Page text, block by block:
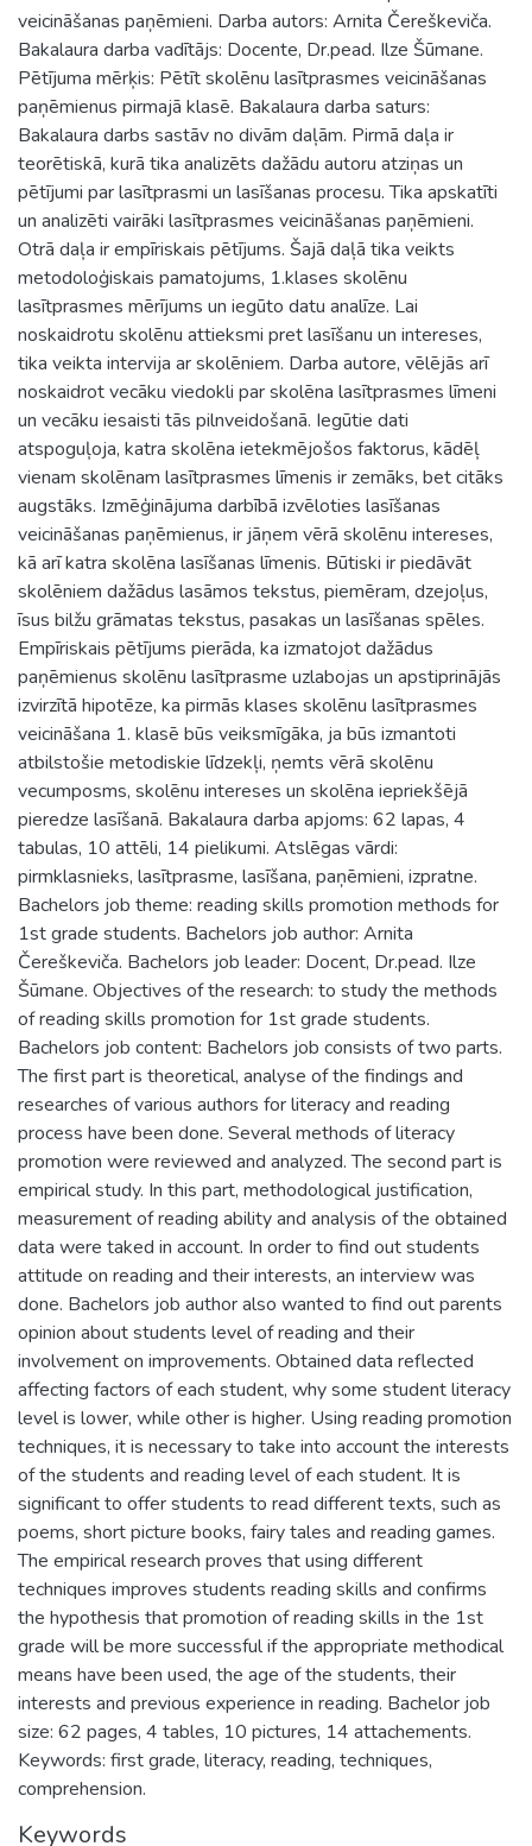
veicināšanas paņēmieni. Darba autors: Arnita Čereškeviča.
Bakalaura darba vadītājs: Docente, Dr.pead. Ilze Šūmane.
Pētījuma mērķis: Pētīt skolēnu lasītprasmes veicināšanas
paņēmienus pirmajā klasē. Bakalaura darba saturs:
Bakalaura darbs sastāv no divām daļām. Pirmā daļa ir
teorētiskā, kurā tika analizēts dažādu autoru atziņas un
pētījumi par lasītprasmi un lasīšanas procesu. Tika apskatīti
un analizēti vairāki lasītprasmes veicināšanas paņēmieni.
Otrā daļa ir empīriskais pētījums. Šajā daļā tika veikts
metodoloģiskais pamatojums, 1.klases skolēnu
lasītprasmes mērījums un iegūto datu analīze. Lai
noskaidrotu skolēnu attieksmi pret lasīšanu un intereses,
tika veikta intervija ar skolēniem. Darba autore, vēlējās arī
noskaidrot vecāku viedokli par skolēna lasītprasmes līmeni
un vecāku iesaisti tās pilnveidošanā. Iegūtie dati
atspoguļoja, katra skolēna ietekmējošos faktorus, kādēļ
vienam skolēnam lasītprasmes līmenis ir zemāks, bet citāks
augstāks. Izmēģinājuma darbībā izvēloties lasīšanas
veicināšanas paņēmienus, ir jāņem vērā skolēnu intereses,
kā arī katra skolēna lasīšanas līmenis. Būtiski ir piedāvāt
skolēniem dažādus lasāmos tekstus, piemēram, dzejoļus,
īsus bilžu grāmatas tekstus, pasakas un lasīšanas spēles.
Empīriskais pētījums pierāda, ka izmatojot dažādus
paņēmienus skolēnu lasītprasme uzlabojas un apstiprinājās
izvirzītā hipotēze, ka pirmās klases skolēnu lasītprasmes
veicināšana 1. klasē būs veiksmīgāka, ja būs izmantoti
atbilstošie metodiskie līdzekļi, ņemts vērā skolēnu
vecumposms, skolēnu intereses un skolēna iepriekšējā
pieredze lasīšanā. Bakalaura darba apjoms: 62 lapas, 4
tabulas, 10 attēli, 14 pielikumi. Atslēgas vārdi:
pirmklasnieks, lasītprasme, lasīšana, paņēmieni, izpratne.
Bachelors job theme: reading skills promotion methods for
1st grade students. Bachelors job author: Arnita
Čereškeviča. Bachelors job leader: Docent, Dr.pead. Ilze
Šūmane. Objectives of the research: to study the methods
of reading skills promotion for 1st grade students.
Bachelors job content: Bachelors job consists of two parts.
The first part is theoretical, analyse of the findings and
researches of various authors for literacy and reading
process have been done. Several methods of literacy
promotion were reviewed and analyzed. The second part is
empirical study. In this part, methodological justification,
measurement of reading ability and analysis of the obtained
data were taked in account. In order to find out students
attitude on reading and their interests, an interview was
done. Bachelors job author also wanted to find out parents
opinion about students level of reading and their
involvement on improvements. Obtained data reflected
affecting factors of each student, why some student literacy
level is lower, while other is higher. Using reading promotion
techniques, it is necessary to take into account the interests
of the students and reading level of each student. It is
significant to offer students to read different texts, such as
poems, short picture books, fairy tales and reading games.
The empirical research proves that using different
techniques improves students reading skills and confirms
the hypothesis that promotion of reading skills in the 1st
grade will be more successful if the appropriate methodical
means have been used, the age of the students, their
interests and previous experience in reading. Bachelor job
size: 62 pages, 4 tables, 10 pictures, 14 attachements.
Keywords: first grade, literacy, reading, techniques,
comprehension.
Keywords